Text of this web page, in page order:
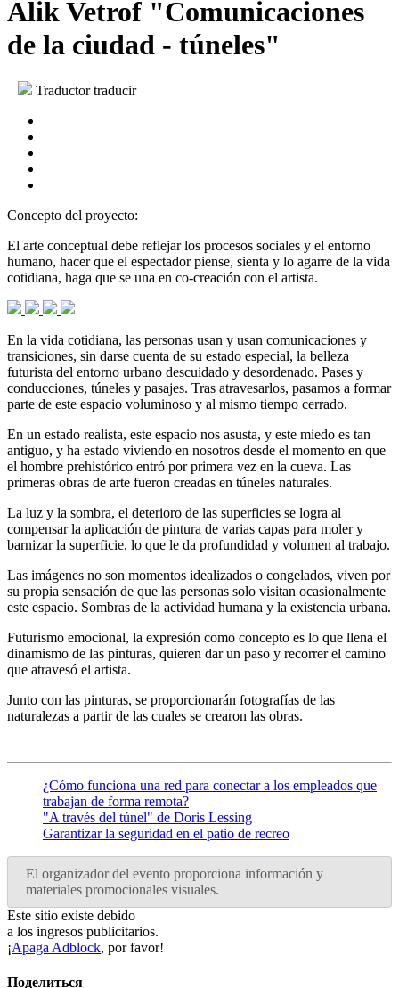
Alik Vetrof "Comunicaciones
de la ciudad - túneles"
Traductor traducir
Concepto del proyecto:
El arte conceptual debe reflejar los procesos sociales y el entorno
humano, hacer que el espectador piense, sienta y lo agarre de la vida
cotidiana, haga que se una en co-creación con el artista.
En la vida cotidiana, las personas usan y usan comunicaciones y
transiciones, sin darse cuenta de su estado especial, la belleza
futurista del entorno urbano descuidado y desordenado. Pases y
conducciones, túneles y pasajes. Tras atravesarlos, pasamos a formar
parte de este espacio voluminoso y al mismo tiempo cerrado.
En un estado realista, este espacio nos asusta, y este miedo es tan
antiguo, y ha estado viviendo en nosotros desde el momento en que
el hombre prehistórico entró por primera vez en la cueva. Las
primeras obras de arte fueron creadas en túneles naturales.
La luz y la sombra, el deterioro de las superficies se logra al
compensar la aplicación de pintura de varias capas para moler y
barnizar la superficie, lo que le da profundidad y volumen al trabajo.
Las imágenes no son momentos idealizados o congelados, viven por
su propia sensación de que las personas solo visitan ocasionalmente
este espacio. Sombras de la actividad humana y la existencia urbana.
Futurismo emocional, la expresión como concepto es lo que llena el
dinamismo de las pinturas, quieren dar un paso y recorrer el camino
que atravesó el artista.
Junto con las pinturas, se proporcionarán fotografías de las
naturalezas a partir de las cuales se crearon las obras.
¿Cómo funciona una red para conectar a los empleados que
trabajan de forma remota?
"A través del túnel" de Doris Lessing
Garantizar la seguridad en el patio de recreo
El organizador del evento proporciona información y
materiales promocionales visuales.
Este sitio existe debido
a los ingresos publicitarios.
¡Apaga Adblock, por favor!
Поделиться